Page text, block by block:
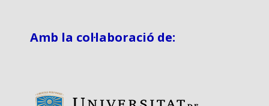
Amb la col·laboració de: